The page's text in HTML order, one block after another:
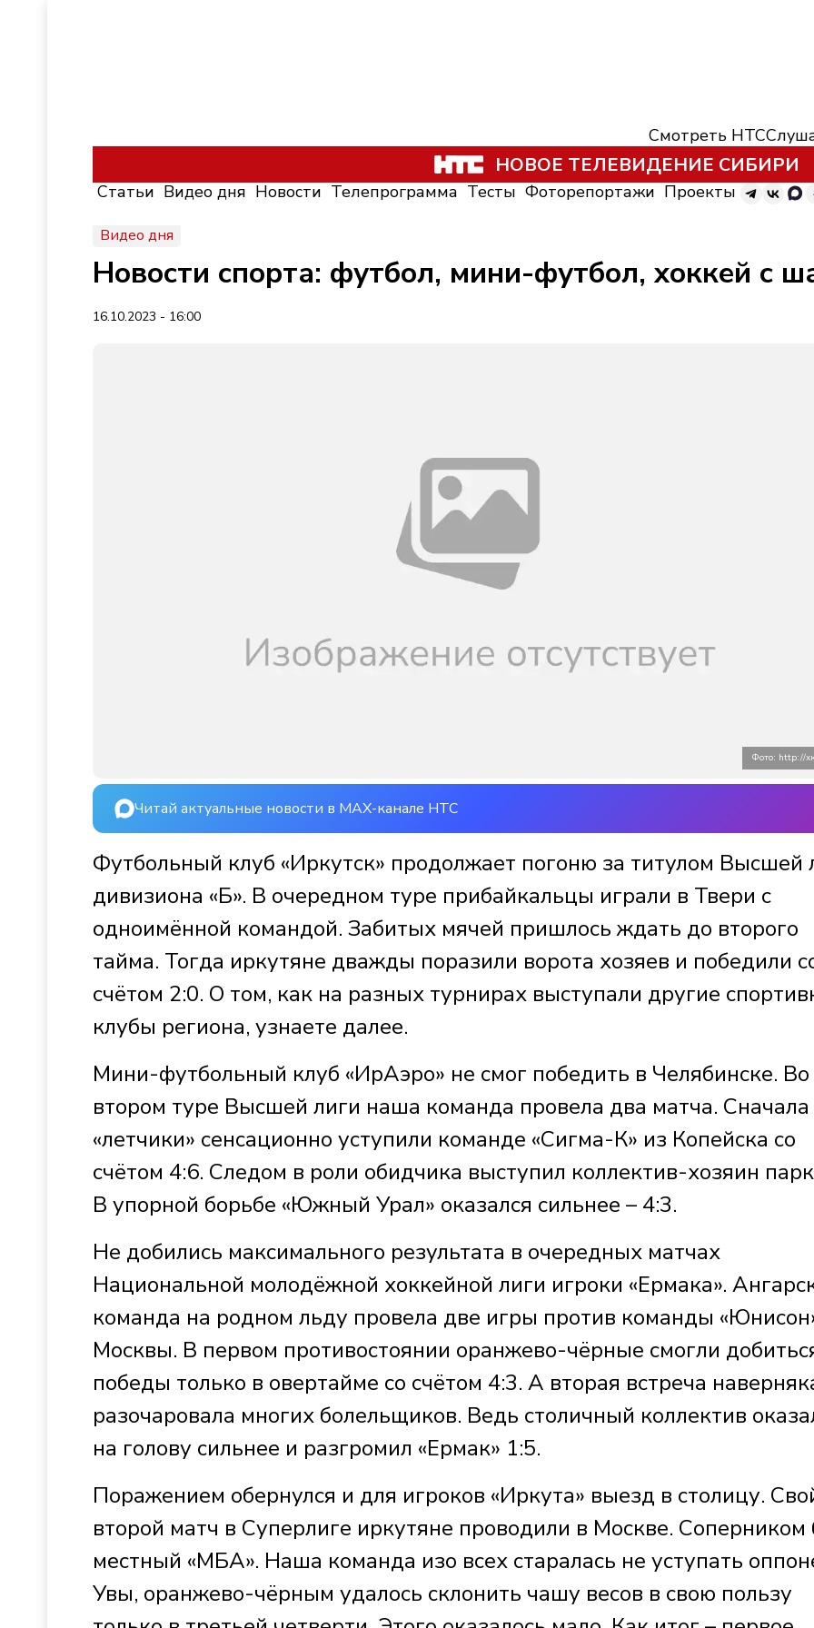
Смотреть НТС
НОВОЕ ТЕЛЕВИДЕНИЕ СИБИРИ
Статьи Видео дня Новости Телепрограмма Тесты Фоторепортажи Проекты
Видео дня
Новости спорта: футбол, мини-футбол, хоккей с
16.10.2023 - 16:00
Фото: http://
Читай актуальные новости в MAX-канале НТС
Футбольный клуб «Иркутск» продолжает погоню за титулом Высшей
дивизиона «Б». В очередном туре прибайкальцы играли в Твери с
одноимённой командой. Забитых мячей пришлось ждать до второго
тайма. Тогда иркутяне дважды поразили ворота хозяев и победили
счётом 2:0. О том, как на разных турнирах выступали другие
клубы региона, узнаете далее.
Мини-футбольный клуб «ИрАэро» не смог победить в Челябинске. Во
втором туре Высшей лиги наша команда провела два матча. Сначала
«летчики» сенсационно уступили команде «Сигма-К» из Копейска со
счётом 4:6. Следом в роли обидчика выступил коллектив-хозяин
В упорной борьбе «Южный Урал» оказался сильнее – 4:3.
Не добились максимального результата в очередных матчах
Национальной молодёжной хоккейной лиги игроки «Ермака».
команда на родном льду провела две игры против команды
Москвы. В первом противостоянии оранжево-чёрные смогли
победы только в овертайме со счётом 4:3. А вторая встреча
разочаровала многих болельщиков. Ведь столичный коллектив
на голову сильнее и разгромил «Ермак» 1:5.
Поражением обернулся и для игроков «Иркута» выезд в столицу.
второй матч в Суперлиге иркутяне проводили в Москве. Соперником
местный «МБА». Наша команда изо всех старалась не уступать
Увы, оранжево-чёрным удалось склонить чашу весов в свою пользу